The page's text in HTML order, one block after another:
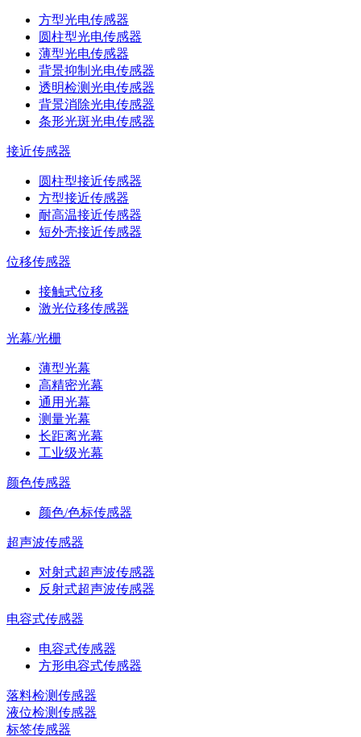
方型光电传感器
圆柱型光电传感器
薄型光电传感器
背景抑制光电传感器
透明检测光电传感器
背景消除光电传感器
条形光斑光电传感器
接近传感器
圆柱型接近传感器
方型接近传感器
耐高温接近传感器
短外壳接近传感器
位移传感器
接触式位移
激光位移传感器
光幕/光栅
薄型光幕
高精密光幕
通用光幕
测量光幕
长距离光幕
工业级光幕
颜色传感器
颜色/色标传感器
超声波传感器
对射式超声波传感器
反射式超声波传感器
电容式传感器
电容式传感器
方形电容式传感器
落料检测传感器
液位检测传感器
标签传感器